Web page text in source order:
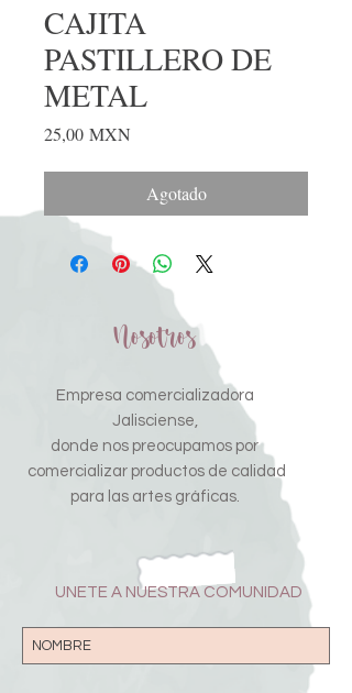
CAJITA
PASTILLERO DE
METAL
25,00 MXN
Agotado
Nosotros
Empresa comercializadora
Jalisciense,
donde nos preocupamos por
comercializar productos de calidad
para las artes gráficas.
UNETE A NUESTRA COMUNIDAD